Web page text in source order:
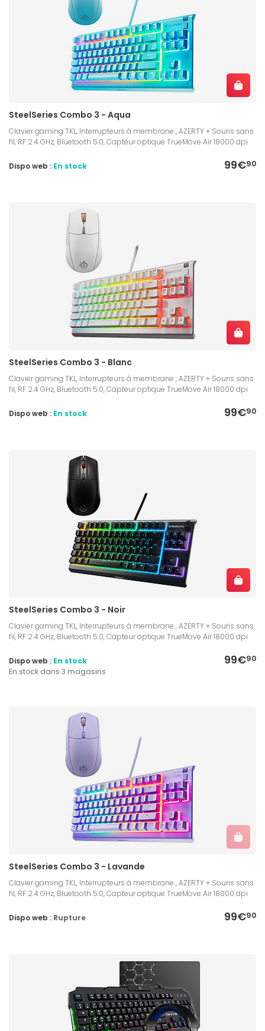
SteelSeries Combo 3 - Aqua
Clavier gaming TKL, Interrupteurs à membrane , AZERTY + Souris sans
fil, RF 2.4 GHz, Bluetooth 5.0, Capteur optique TrueMove Air 18000 dpi
99€90
Dispo web : En stock
SteelSeries Combo 3 - Blanc
Clavier gaming TKL, Interrupteurs à membrane , AZERTY + Souris sans
fil, RF 2.4 GHz, Bluetooth 5.0, Capteur optique TrueMove Air 18000 dpi
99€90
Dispo web : En stock
SteelSeries Combo 3 - Noir
Clavier gaming TKL, Interrupteurs à membrane , AZERTY + Souris sans
fil, RF 2.4 GHz, Bluetooth 5.0, Capteur optique TrueMove Air 18000 dpi
99€90
Dispo web : En stock
En stock dans 3 magasins
SteelSeries Combo 3 - Lavande
Clavier gaming TKL, Interrupteurs à membrane , AZERTY + Souris sans
fil, RF 2.4 GHz, Bluetooth 5.0, Capteur optique TrueMove Air 18000 dpi
99€90
Dispo web : Rupture